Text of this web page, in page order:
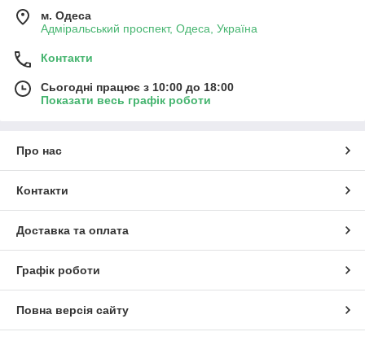
м. Одеса
Адміральський проспект, Одеса, Україна
Контакти
Сьогодні працює з 10:00 до 18:00
Показати весь графік роботи
Про нас
Контакти
Доставка та оплата
Графік роботи
Повна версія сайту